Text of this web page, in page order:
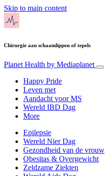
Skip to main content
Chirurgie aan schaamlippen of tepels
Planet Health by Mediaplanet
Happy Pride
Leven met
Aandacht voor MS
Wereld IBD Dag
More
Epilepsie
Wereld Nier Dag
Gezondheid van de vrouw
Obesitas & Overgewicht
Zeldzame Ziekten